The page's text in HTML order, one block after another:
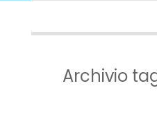
Archivio